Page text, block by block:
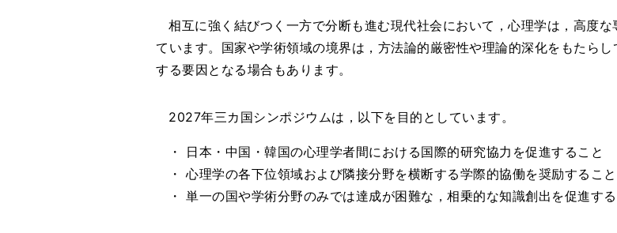
相互に強く結びつく一方で分断も進む現代社会において，心理学は，高度
ています。国家や学術領域の境界は，方法論的厳密性や理論的深化をもたら
する要因となる場合もあります。
2027年三カ国シンポジウムは，以下を目的としています。
・ 日本・中国・韓国の心理学者間における国際的研究協力を促進すること
・ 心理学の各下位領域および隣接分野を横断する学際的協働を奨励すること
・ 単一の国や学術分野のみでは達成が困難な，相乗的な知識創出を促進す